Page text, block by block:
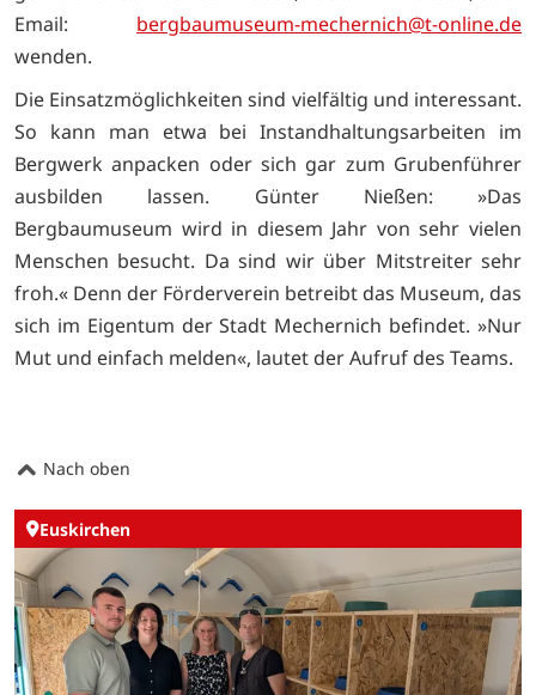
Email: bergbaumuseum-mechernich@t-online.de
wenden.
Die Einsatzmöglichkeiten sind vielfältig und interessant.
So kann man etwa bei Instandhaltungsarbeiten im
Bergwerk anpacken oder sich gar zum Grubenführer
ausbilden lassen. Günter Nießen: »Das
Bergbaumuseum wird in diesem Jahr von sehr vielen
Menschen besucht. Da sind wir über Mitstreiter sehr
froh.« Denn der Förderverein betreibt das Museum, das
sich im Eigentum der Stadt Mechernich befindet. »Nur
Mut und einfach melden«, lautet der Aufruf des Teams.
Nach oben
Euskirchen